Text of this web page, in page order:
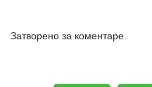
Затворено за коментаре.